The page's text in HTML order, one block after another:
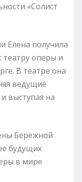
«Солист
Елена получила
театру оперы и
В театре она
ведущие
выступая на
Бережной
будущих
в мире